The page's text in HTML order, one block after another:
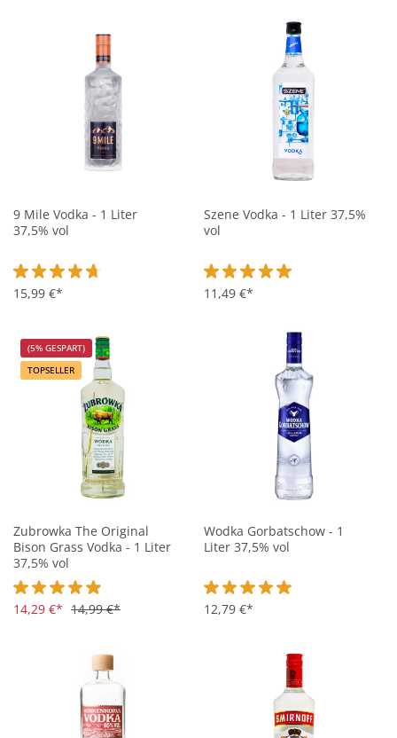
9 Mile Vodka - 1 Liter
37,5% vol
Durchschnittliche Bewertung von 4.6 von 5 Sternen
15,99 €*
Szene Vodka - 1 Liter 37,5%
vol
Durchschnittliche Bewertung
11,49 €*
(5% GESPART)
TOPSELLER
Zubrowka The Original
Bison Grass Vodka - 1 Liter
37,5% vol
Durchschnittliche Bewertung von 4.9 von 5 Sternen
14,29 €* 14,99 €*
Wodka Gorbatschow - 1
Liter 37,5% vol
Durchschnittliche Bewertung
12,79 €*